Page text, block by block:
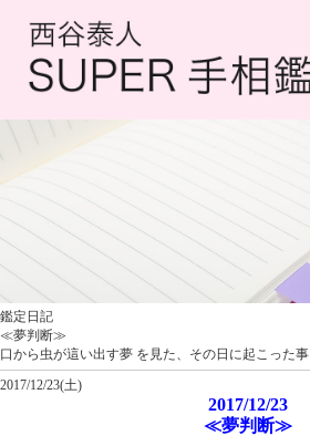
鑑定日記
≪夢判断≫
口から虫が這い出す夢 を見た、その日に起こった事
2017/12/23(土)
2017/12/23
≪夢判断≫